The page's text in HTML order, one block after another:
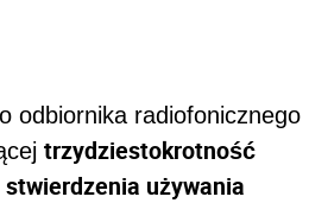
odbiornika radiofonicznego
trzydziestokrotność
używania